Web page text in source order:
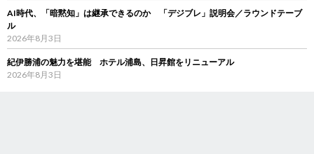
AI時代、「暗黙知」は継承できるのか 「デジブレ」説明会／ラウンドテーブ
ル
2026年8月3日
紀伊勝浦の魅力を堪能 ホテル浦島、日昇館をリニューアル
2026年8月3日